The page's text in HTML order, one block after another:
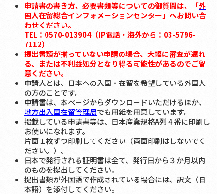
申請書の書き方、必要書類等についての御質問は、「外
国人在留総合インフォメーションセンター」へお問い合
わせください。
TEL：0570-013904（IP電話・海外から：03-5796-
7112）
提出書類が揃っていない申請の場合、大幅に審査が遅れ
る、または不利益処分となり得る可能性があるのでご留
意ください。
申請人とは、日本への入国・在留を希望している外国人
の方のことです。
申請書は、本ページからダウンロードいただけるほか、
地方出入国在留管理局でも用紙を用意しています。
掲載している申請書等は、日本産業規格A列４番に印刷し
お使いになれます。
片面１枚ずつ印刷してください（両面印刷はしないでく
ださい。）。
日本で発行される証明書は全て、発行日から３か月以内
のものを提出してください。
提出書類が外国語で作成されている場合には、訳文（日
本語）を添付してください。